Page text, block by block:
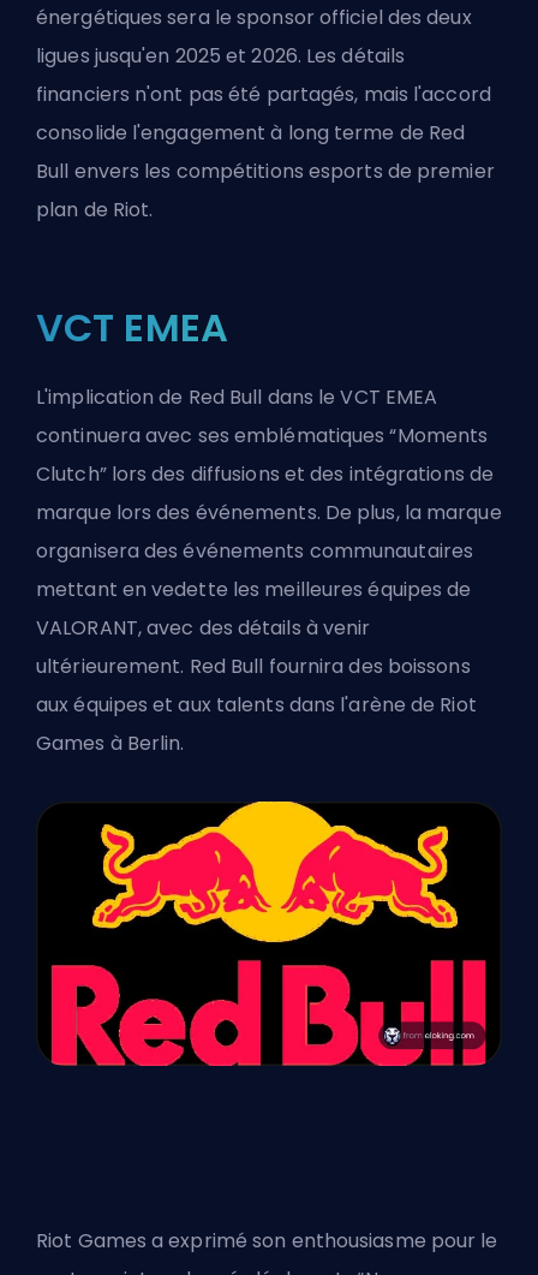
énergétiques sera le sponsor officiel des deux
ligues jusqu'en 2025 et 2026. Les détails
financiers n'ont pas été partagés, mais l'accord
consolide l'engagement à long terme de Red
Bull envers les compétitions esports de premier
plan de Riot.
VCT EMEA
L'implication de Red Bull dans le VCT EMEA
continuera avec ses emblématiques “Moments
Clutch” lors des diffusions et des intégrations de
marque lors des événements. De plus, la marque
organisera des événements communautaires
mettant en vedette les meilleures équipes de
VALORANT, avec des détails à venir
ultérieurement. Red Bull fournira des boissons
aux équipes et aux talents dans l'arène de Riot
Games à Berlin.
Riot Games a exprimé son enthousiasme pour le